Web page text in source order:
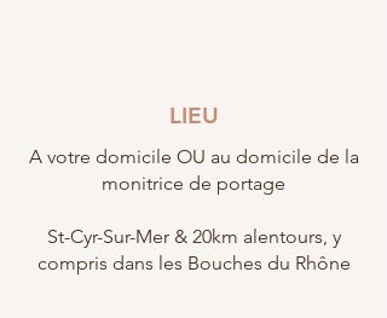
LIEU
A votre domicile OU au domicile de la
monitrice de portage
St-Cyr-Sur-Mer & 20km alentours, y
compris dans les Bouches du Rhône